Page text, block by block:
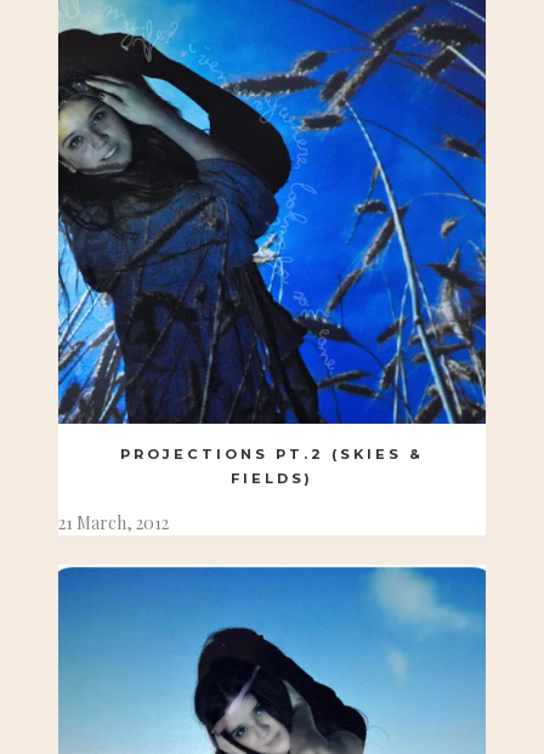
PROJECTIONS PT.2 (SKIES &
FIELDS)
21 March, 2012